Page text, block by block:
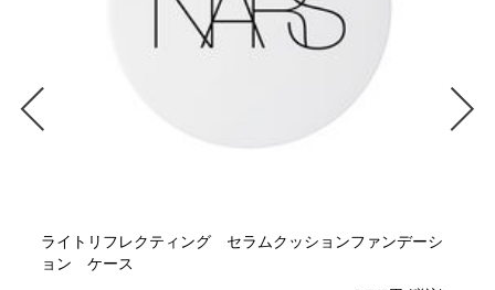
ライトリフレクティング セラムクッションファンデーシ
ョン ケース